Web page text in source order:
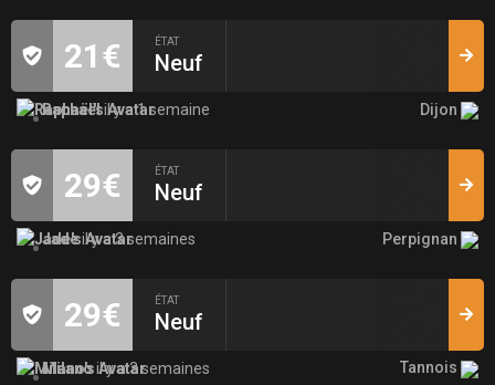
21€ ÉTAT
Neuf
Raphaëlil y a 1 semaine Dijon
29€ ÉTAT
Neuf
Jadeil y a 3 semaines Perpignan
29€ ÉTAT
Neuf
Milanoil y a 3 semaines Tannois